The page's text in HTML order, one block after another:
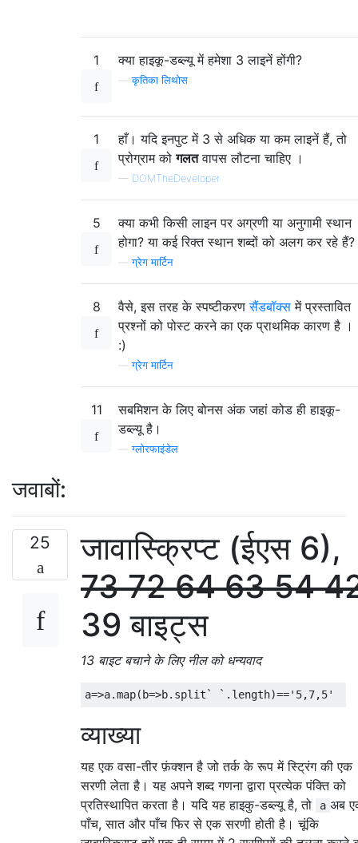
1 क्या हाइकू-डब्ल्यू में हमेशा 3 लाइनें होंगी?
—कृतिका लिथोस
1
हाँ। यदि इनपुट में 3 से अधिक या कम लाइनें हैं, तो
प्रोग्राम कोगलतवापस लौटना चाहिए ।
— DOMTheDeveloper
5
क्या कभी किसी लाइन पर अग्रणी या अनुगामी स्थान
होगा? या कई रिक्त स्थान शब्दों को अलग कर रहे हैं?
—ग्रेग मार्टिन
8 वैसे, इस तरह के स्पष्टीकरणसैंडबॉक्स में प्रस्तावित
प्रश्नों को पोस्ट करने का एक प्राथमिक कारण है ।
:)
—ग्रेग मार्टिन
11
सबमिशन के लिए बोनस अंक जहां कोड ही हाइकू-
डब्ल्यू है।
—ग्लोरफाइंडेल
जवाबों:
25
जावास्क्रिप्ट (ईएस 6),
7372646354
39 बाइट्स
13 बाइट बचाने के लिए नील को धन्यवाद
व्याख्या
यह एक वसा-तीर फ़ंक्शन है जो तर्क के रूप में स्ट्रिंग की एक
सरणी लेता है। यह अपने शब्द गणना द्वारा प्रत्येक पंक्ति को
प्रतिस्थापित करता है। यदि यह हाइकु-डब्ल्यू है, तो
a अब
पाँच, सात और पाँच फिर से एक सरणी होती है। चूंकि